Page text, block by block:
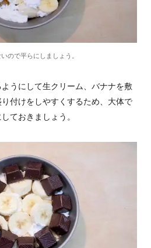
ので平らにしましょう。
うにして生クリーム、バナナを敷
付けをしやすくするため、大体で
ておきましょう。